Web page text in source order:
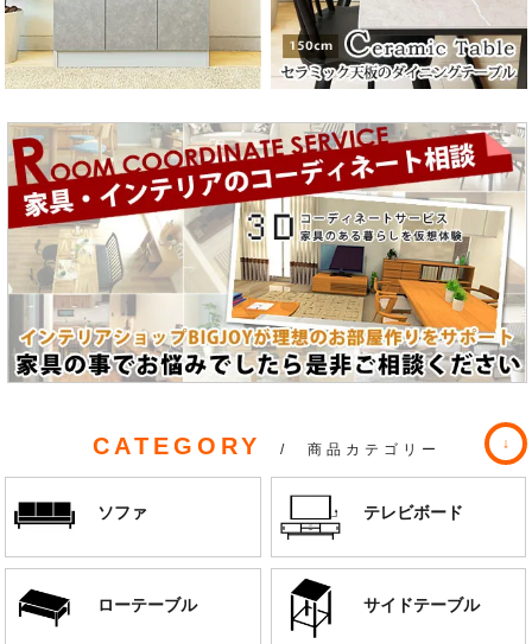
CATEGORY / 商品カテゴリー
ソファ テレビボード
ローテーブル サイドテーブル